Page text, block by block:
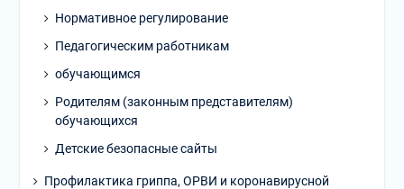
Нормативное регулирование
Педагогическим работникам
обучающимся
Родителям (законным представителям)
обучающихся
Детские безопасные сайты
Профилактика гриппа, ОРВИ и коронавирусной